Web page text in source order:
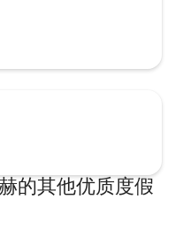
的其他优质度假